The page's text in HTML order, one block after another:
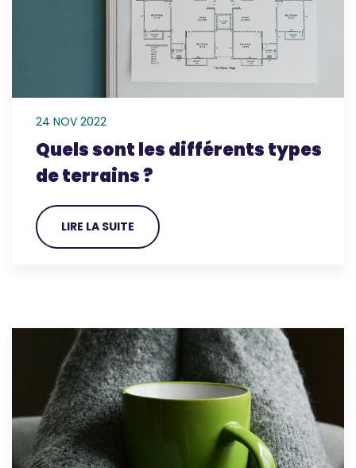
24 NOV 2022
Quels sont les différents types
de terrains ?
LIRE LA SUITE